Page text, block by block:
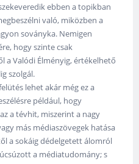
ebben a topikban
való, miközben a
soványka. Nemigen
hogy szinte csak
a Valódi Élményig, értékelhető
szolgál.
lehet akár még ez a
például, hogy
a tévhit, miszerint a nagy
más médiaszövegek hatása
a sokáig dédelgetett álomról
a médiatudomány; s